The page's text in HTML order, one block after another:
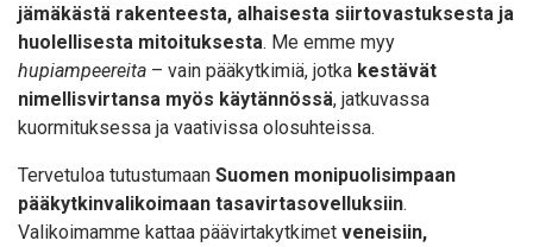
jämäkästä rakenteesta, alhaisesta siirtovastuksesta ja
huolellisesta mitoituksesta. Me emme myy
hupiampeereita – vain pääkytkimiä, jotka kestävät
nimellisvirtansa myös käytännössä, jatkuvassa
kuormituksessa ja vaativissa olosuhteissa.
Tervetuloa tutustumaan Suomen monipuolisimpaan
pääkytkinvalikoimaan tasavirtasovelluksiin.
Valikoimamme kattaa päävirtakytkimet veneisiin,